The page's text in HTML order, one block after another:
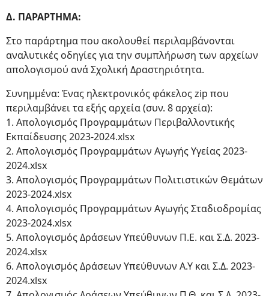
Δ. ΠΑΡΑΡΤΗΜΑ:
Στο παράρτημα που ακολουθεί περιλαμβάνονται
αναλυτικές οδηγίες για την συμπλήρωση των αρχείων
απολογισμού ανά Σχολική Δραστηριότητα.
Συνημμένα: Ένας ηλεκτρονικός φάκελος zip που
περιλαμβάνει τα εξής αρχεία (συν. 8 αρχεία):
1. Απολογισμός Προγραμμάτων Περιβαλλοντικής
Εκπαίδευσης 2023-2024.xlsx
2. Απολογισμός Προγραμμάτων Αγωγής Υγείας 2023-
2024.xlsx
3. Aπoλογισμός Προγραμμάτων Πολιτιστικών Θεμάτων
2023-2024.xlsx
4. Απολογισμός Προγραμμάτων Αγωγής Σταδιοδρομίας
2023-2024.xlsx
5. Απολογισμός Δράσεων Υπεύθυνων Π.Ε. και Σ.Δ. 2023-
2024.xlsx
6. Απολογισμός Δράσεων Υπεύθυνων Α.Υ και Σ.Δ. 2023-
2024.xlsx